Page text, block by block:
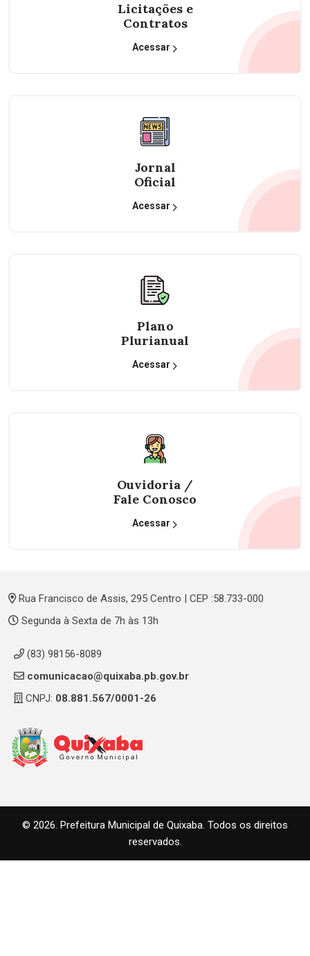
Licitações e
Contratos
Acessar
Jornal
Oficial
Acessar
Plano
Plurianual
Acessar
Ouvidoria /
Fale Conosco
Acessar
Rua Francisco de Assis, 295 Centro | CEP :58.733-000
Segunda à Sexta de 7h às 13h
(83) 98156-8089
comunicacao@quixaba.pb.gov.br
CNPJ: 08.881.567/0001-26
© 2026. Prefeitura Municipal de Quixaba. Todos os direitos
reservados.